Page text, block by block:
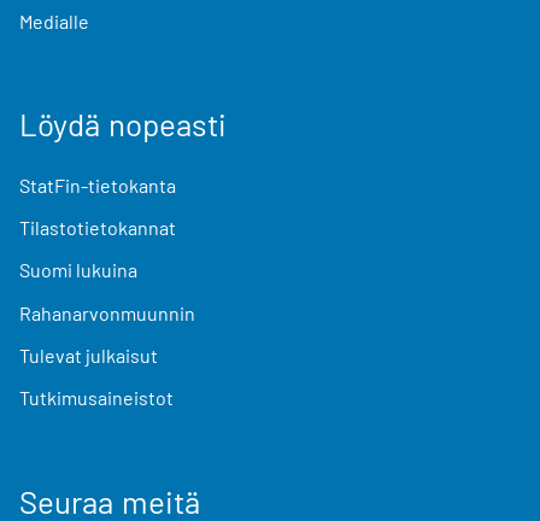
Medialle
Löydä nopeasti
StatFin-tietokanta
Tilastotietokannat
Suomi lukuina
Rahanarvonmuunnin
Tulevat julkaisut
Tutkimusaineistot
Seuraa meitä